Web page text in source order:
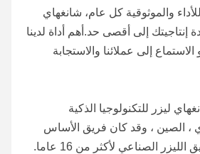
الصناعي لأكثر من 16 عاما.